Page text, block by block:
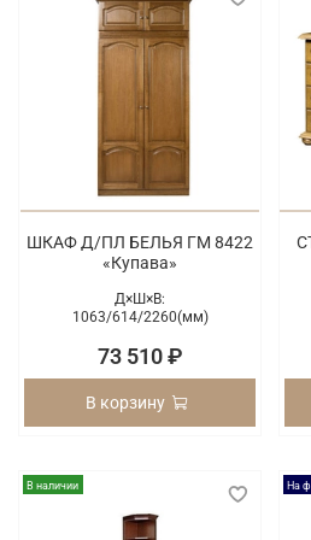
ШКАФ Д/ПЛ БЕЛЬЯ ГМ 8422
«Купава»
Д×Ш×В:
1063/614/2260(мм)
73 510 ₽
В корзину
В наличии На